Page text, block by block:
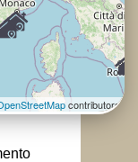
contributors